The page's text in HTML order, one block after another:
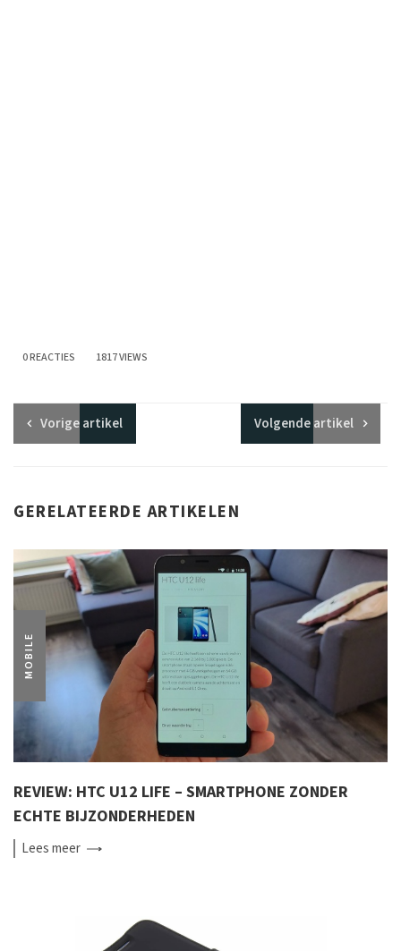
0 REACTIES 1817 VIEWS
Vorigeartikel Volgendeartikel
GERELATEERDE ARTIKELEN
MOBILE
REVIEW: HTC U12 LIFE – SMARTPHONE ZONDER
ECHTE BIJZONDERHEDEN
Leesmeer